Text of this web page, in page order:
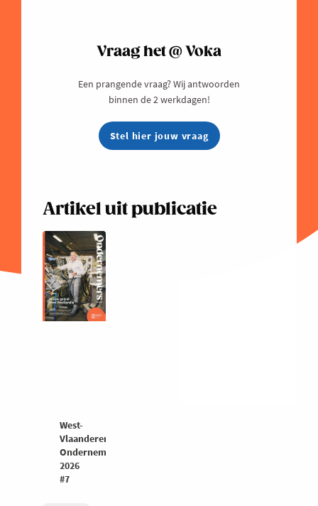
Vraag het @ Voka
Een prangende vraag? Wij antwoorden
binnen de 2 werkdagen!
Stel hier jouw vraag
Artikel uit publicatie
West-
Vlaanderen
Ondernemers
2026
#7